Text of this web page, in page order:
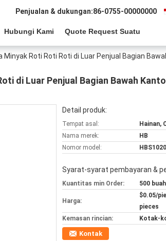
Penjualan & dukungan:86-0755-00000000
Hubungi Kami Quote Request Suatu
Roti Roti Roti di Luar Penjual Bagian
di Luar Penjual Bagian Bawah
Detail produk:
Tempat asal:
Hainan,
Nama merek:
HB
Nomor model:
Syarat-syarat pembayaran &
Kuantitas min Order: 500 buah
Harga:
$0.05/
pieces
Kemasan rincian:
Kotak-
Kontak